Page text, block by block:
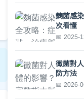
麴菌感
次看懂
2025-
黴菌對
防方法
2026-